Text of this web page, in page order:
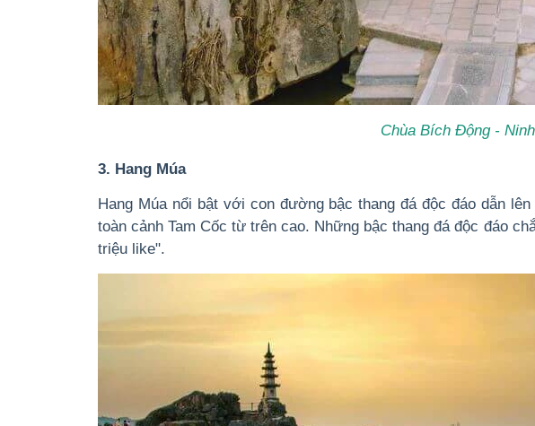
Chùa Bích Động -
3. Hang Múa
Hang Múa nổi bật với con đường bậc thang đá độc đáo dẫn
toàn cảnh Tam Cốc từ trên cao. Những bậc thang đá độc đáo
triệu like".